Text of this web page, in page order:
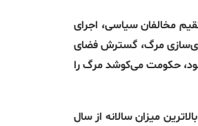
مخالفان سیاسی، اجرای
مرگ، گسترش فضای
حکومت می‌کوشد مرگ را
اعدام شدند؛ رقمی که بالاترین میزان سالانه از سال